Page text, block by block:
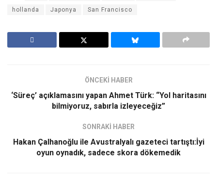
hollanda Japonya San Francisco
ÖNCEKİ HABER
‘Süreç’ açıklamasını yapan Ahmet Türk: “Yol haritasını
bilmiyoruz, sabırla izleyeceğiz”
SONRAKİ HABER
Hakan Çalhanoğlu ile Avustralyalı gazeteci tartıştı:İyi
oyun oynadık, sadece skora dökemedik